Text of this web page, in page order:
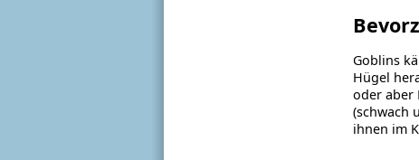
Goblins
Hügel
oder aber
(schwach
ihnen im